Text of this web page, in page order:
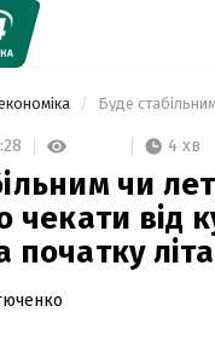
4 хв
чи
чекати від
початку літа